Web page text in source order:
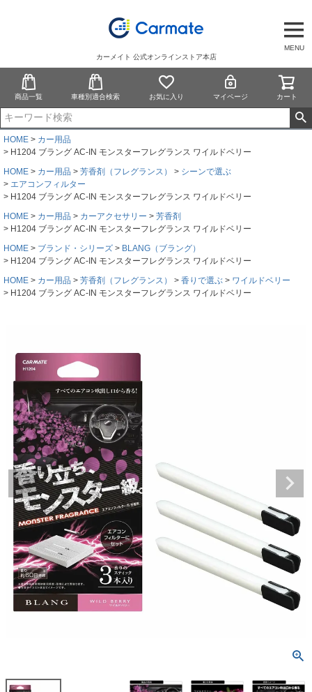
MENU
カーメイト 公式オンラインストア本店
商品一覧 車種別適合検索 お気に入り マイページ カート
HOME
カー用品
H1204 ブラング AC-IN モンスターフレグランス ワイルドベリー
HOME
カー用品 芳香剤（フレグランス）
シーンで選ぶ
エアコンフィルター
H1204 ブラング AC-IN モンスターフレグランス ワイルドベリー
HOME
カー用品 カーアクセサリー
芳香剤
H1204 ブラング AC-IN モンスターフレグランス ワイルドベリー
HOME
ブランド・シリーズ
BLANG（ブラング）
H1204 ブラング AC-IN モンスターフレグランス ワイルドベリー
HOME
カー用品 芳香剤（フレグランス） 香りで選ぶ
ワイルドベリー
H1204 ブラング AC-IN モンスターフレグランス ワイルドベリー